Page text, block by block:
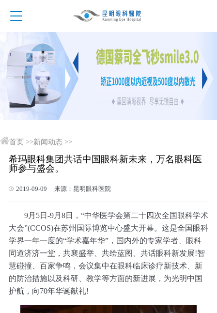
首页 >>新闻动态 >>
希玛眼科集团共话中国眼科新未来，万名眼科医
师参与盛会。
2019-09-09 来源：昆明眼科医院
9月5日-9月8日，“中华医学会第二十四次全国眼科学术
大会”(CCOS)在苏州国际博览中心盛大开幕。这是全国眼科
学界一年一度的“学术嘉年华”，国内外的专家学者、眼科
同道济济一堂，共襄盛举、共绘蓝图、共话眼科新发展!智
慧碰撞、百家争鸣，会议集中在眼科临床诊疗新技术、新
的防治措施以及科研、教学等方面的新进展，为光明中国
护航，向70年华诞献礼!